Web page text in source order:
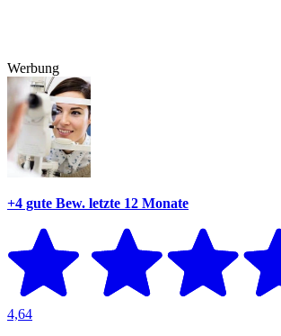
Werbung
+4 gute Bew. letzte 12 Monate
4,64